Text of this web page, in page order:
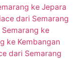
ke Jepara
dari Semarang
ke
ke Kembangan
dari Semarang